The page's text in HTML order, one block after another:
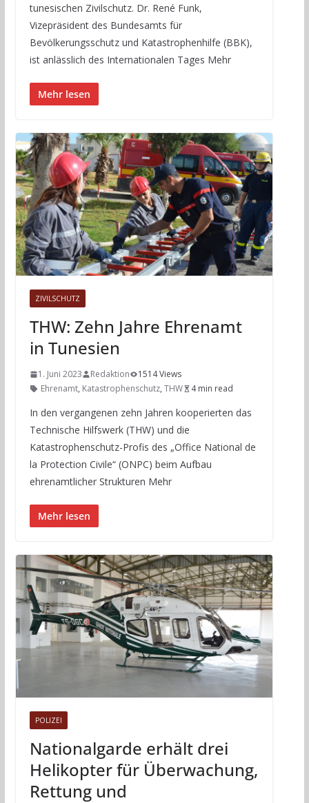
tunesischen Zivilschutz. Dr. René Funk,
Vizepräsident des Bundesamts für
Bevölkerungsschutz und Katastrophenhilfe (BBK),
ist anlässlich des Internationalen Tages Mehr
Mehr lesen
ZIVILSCHUTZ
THW: Zehn Jahre Ehrenamt
in Tunesien
1. Juni 2023 Redaktion
1514 Views
Ehrenamt, Katastrophenschutz, THW 4 min read
In den vergangenen zehn Jahren kooperierten das
Technische Hilfswerk (THW) und die
Katastrophenschutz-Profis des „Office National de
la Protection Civile“ (ONPC) beim Aufbau
ehrenamtlicher Strukturen Mehr
Mehr lesen
POLIZEI
Nationalgarde erhält drei
Helikopter für Überwachung,
Rettung und